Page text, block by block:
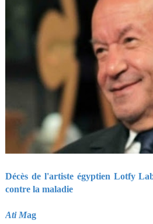
Décès de l'artiste égyptien Lotfy
contre la maladie
Ati Mag